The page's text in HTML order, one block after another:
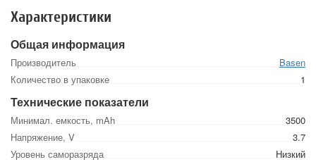
Характеристики
Общая информация
Производитель
Basen
Количество в упаковке
1
Технические показатели
Минимал. емкость, mAh
3500
Напряжение, V
3.7
Уровень саморазряда
Низкий